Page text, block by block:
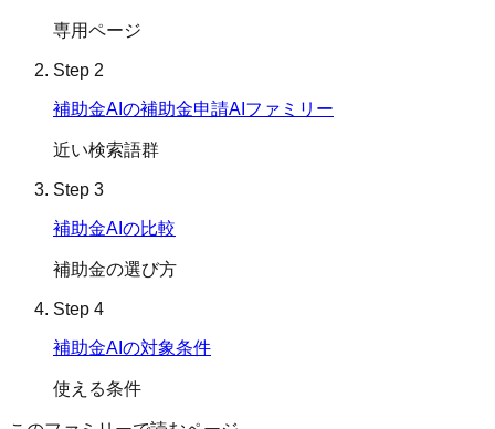
専用ページ
Step 2
補助金AIの補助金申請AIファミリー
近い検索語群
Step 3
補助金AIの比較
補助金の選び方
Step 4
補助金AIの対象条件
使える条件